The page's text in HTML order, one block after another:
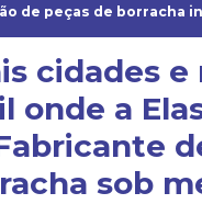
para isolamento técnico
de peças de borracha
cidades e
onde a
sob